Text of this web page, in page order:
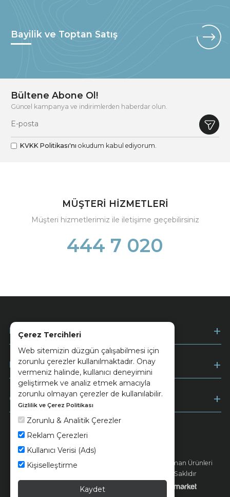
Çerez Tercihleri
Web sitemizin düzgün çalışabilmesi için
zorunlu çerezler kullanılmaktadır. Onay
vermeniz halinde, kullanıcı deneyimini
geliştirmek ve analiz etmek amacıyla
zorunlu olmayan çerezler de kullanılabilir.
Gizlilik ve Çerez Politikası
Zorunlu & Analitik Çerezler
Reklam Çerezleri
Kullanıcı Verisi (Ads)
Kişiselleştirme
Kaydet
Bayilik ve Toptan Satış
Bültene Abone Ol!
Güncel kampanya ve indirimlerden haberdar olun.
KVKK Politikası'nı okudum kabul ediyorum.
MÜŞTERİ HİZMETLERİ
Müşteri hizmetlerimiz ile iletişime geçebilirsiniz
444 7 020
Kurumsal
Müşteri Hizmetleri
Ödeme
Keramika Kvkk ve Çerez Politikası
© 2026 Ünsa Madencilik Turizm Enerji Seramik Orman Ürünleri
Elektrik Üretim San. ve Tic. A.Ş. - Tüm Hakları Saklıdır